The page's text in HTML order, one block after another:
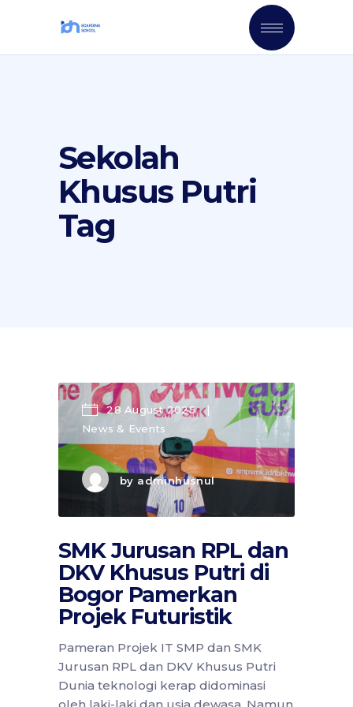
Sekolah
Khusus Putri
Tag
28 August 2025
News & Events
by adminhusnul
SMK Jurusan RPL dan
DKV Khusus Putri di
Bogor Pamerkan
Projek Futuristik
Pameran Projek IT SMP dan SMK
Jurusan RPL dan DKV Khusus Putri
Dunia teknologi kerap didominasi
oleh laki-laki dan usia dewasa. Namun